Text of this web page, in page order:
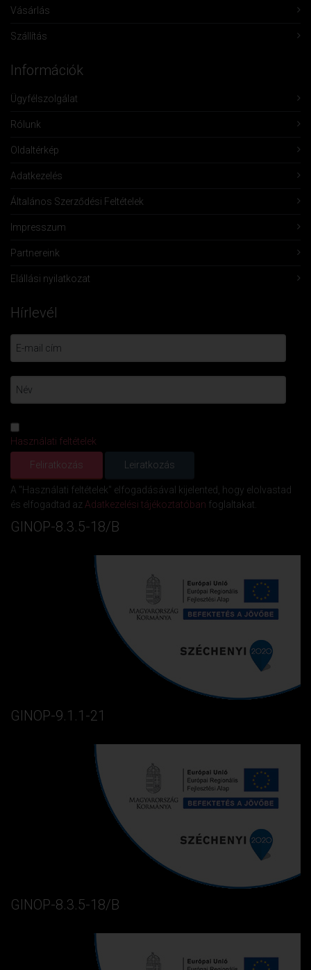
Vásárlás
Szállítás
Információk
Ügyfélszolgálat
Rólunk
Oldaltérkép
Adatkezelés
Általános Szerződési Feltételek
Impresszum
Partnereink
Elállási nyilatkozat
Hírlevél
Használati feltételek
A "Használati feltételek" elfogadásával kijelented, hogy elolvastad
és elfogadtad az Adatkezelési tájékoztatóban foglaltakat.
GINOP-8.3.5-18/B
GINOP-9.1.1-21
GINOP-8.3.5-18/B